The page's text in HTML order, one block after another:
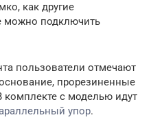
как другие
можно подключить
пользователи отмечают
прорезиненные
комплекте с моделью идут
упор.